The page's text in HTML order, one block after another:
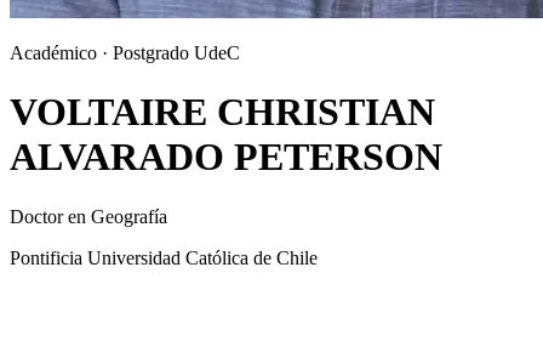
Académico · Postgrado UdeC
VOLTAIRE CHRISTIAN
ALVARADO PETERSON
Doctor en Geografía
Pontificia Universidad Católica de Chile